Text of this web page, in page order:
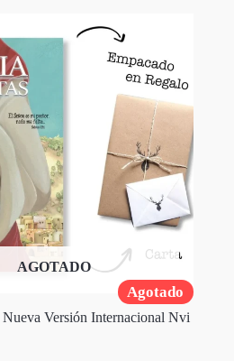
Agotado
AGOTADO
Versión Internacional Nvi